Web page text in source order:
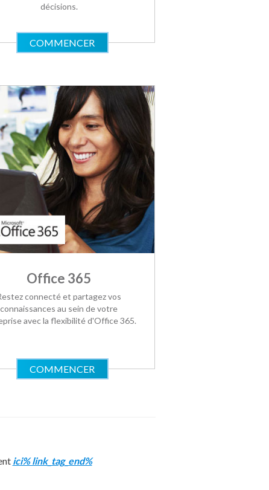
décisions.
COMMENCER
Office 365
connecté et partagez vos
connaissances au sein de votre
avec la flexibilité d'Office 365.
COMMENCER
ici% link_tag_end%